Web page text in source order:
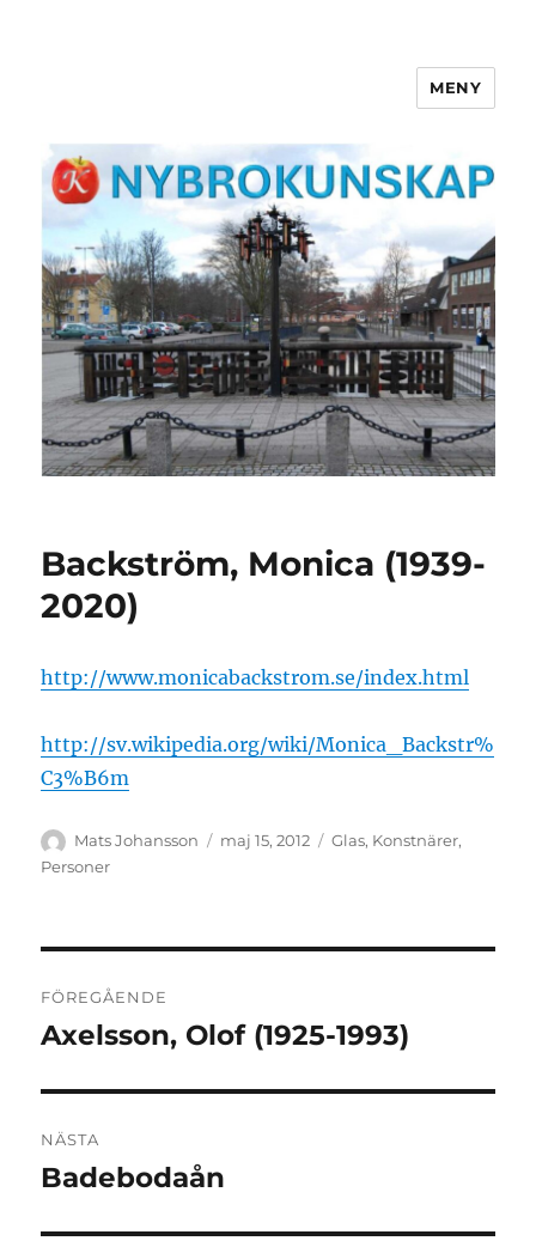
MENY
Backström, Monica (1939-
2020)
http://www.monicabackstrom.se/index.html
http://sv.wikipedia.org/wiki/Monica_Backstr%
C3%B6m
Författare
Mats Johansson
Publicerat
maj 15, 2012 Kategorier
Glas, Konstnärer,
Personer
FÖREGÅENDE
Föregående
Axelsson, Olof (1925-1993)
NÄSTA
Nästa
Badebodaån